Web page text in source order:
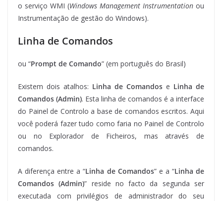
o serviço WMI (Windows Management Instrumentation ou
Instrumentação de gestão do Windows).
Linha de Comandos
ou “Prompt de Comando” (em português do Brasil)
Existem dois atalhos: Linha de Comandos e Linha de
Comandos (Admin). Esta linha de comandos é a interface
do Painel de Controlo a base de comandos escritos. Aqui
você poderá fazer tudo como faria no Painel de Controlo
ou no Explorador de Ficheiros, mas através de
comandos.
A diferença entre a “Linha de Comandos” e a “Linha de
Comandos (Admin)” reside no facto da segunda ser
executada com privilégios de administrador do seu